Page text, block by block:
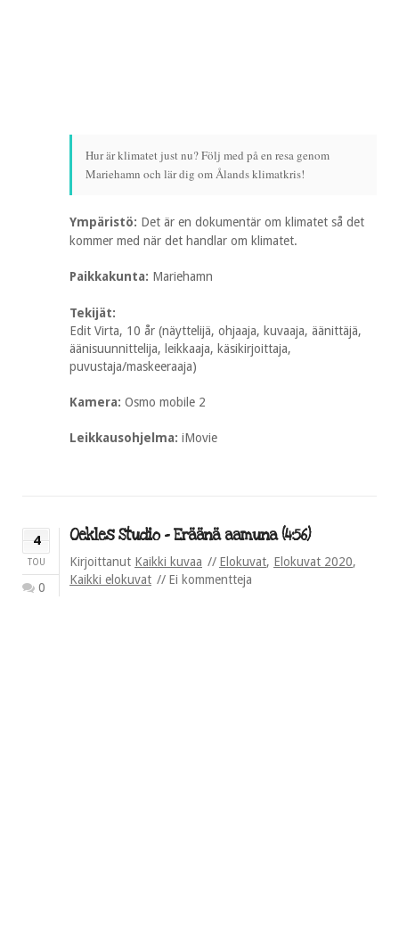
Hur är klimatet just nu? Följ med på en resa genom
Mariehamn och lär dig om Ålands klimatkris!
Ympäristö: Det är en dokumentär om klimatet så det
kommer med när det handlar om klimatet.
Paikkakunta: Mariehamn
Tekijät:
Edit Virta, 10 år (näyttelijä, ohjaaja, kuvaaja, äänittäjä,
äänisuunnittelija, leikkaaja, käsikirjoittaja,
puvustaja/maskeeraaja)
Kamera: Osmo mobile 2
Leikkausohjelma: iMovie
4
TOU
0
Oekles Studio – Eräänä aamuna (4:56)
Kirjoittanut Kaikki kuvaa Elokuvat, Elokuvat 2020,
Kaikki elokuvat
Ei kommentteja